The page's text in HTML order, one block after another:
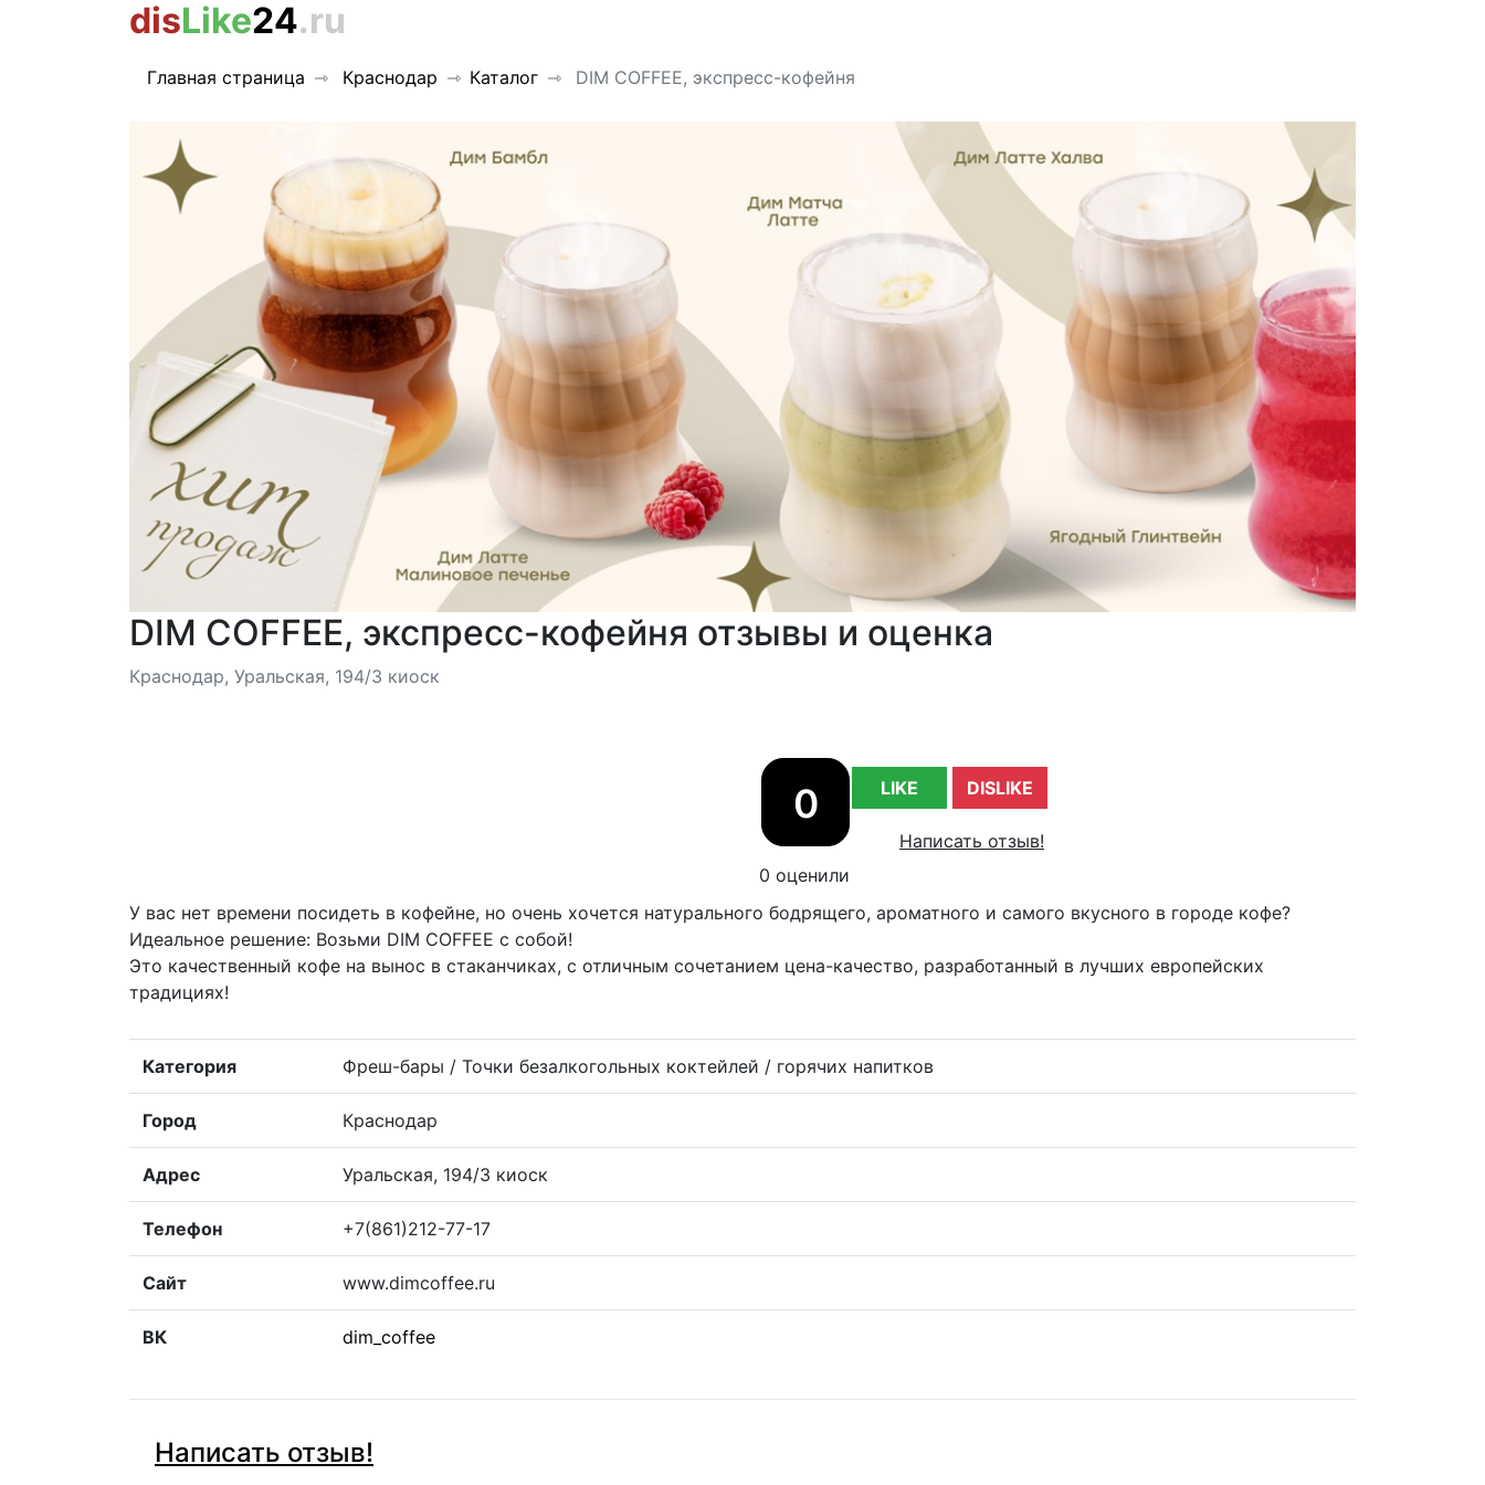
disLike24.ru
Главная страница Краснодар Каталог DIM COFFEE, экспресс-кофейня
DIM COFFEE, экспресс-кофейня отзывы и оценка
Краснодар, Уральская, 194/3 киоск
0 LIKE DISLIKE
Написать отзыв!
0 оценили
У вас нет времени посидеть в кофейне, но очень хочется натурального бодрящего, ароматного и самого вкусного в городе кофе?
Идеальное решение: Возьми DIM COFFEE с собой!
Это качественный кофе на вынос в стаканчиках, с отличным сочетанием цена-качество, разработанный в лучших европейских
традициях!
Категория Фреш-бары / Точки безалкогольных коктейлей / горячих напитков
Город Краснодар
Адрес Уральская, 194/3 киоск
Телефон +7(861)212-77-17
Сайт www.dimcoffee.ru
ВК dim_coffee
Написать отзыв!